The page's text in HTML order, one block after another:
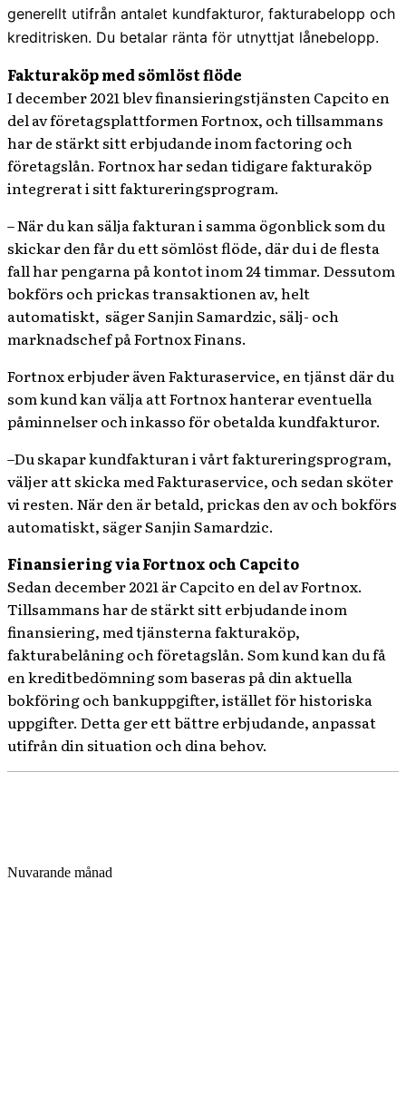
generellt utifrån antalet kundfakturor, fakturabelopp och
kreditrisken. Du betalar ränta för utnyttjat lånebelopp.
Fakturaköp med sömlöst flöde
I december 2021 blev finansieringstjänsten Capcito en
del av företagsplattformen Fortnox, och tillsammans
har de stärkt sitt erbjudande inom factoring och
företagslån. Fortnox har sedan tidigare fakturaköp
integrerat i sitt faktureringsprogram.
– När du kan sälja fakturan i samma ögonblick som du
skickar den får du ett sömlöst flöde, där du i de flesta
fall har pengarna på kontot inom 24 timmar. Dessutom
bokförs och prickas transaktionen av, helt
automatiskt, säger Sanjin Samardzic, sälj- och
marknadschef på Fortnox Finans.
Fortnox erbjuder även Fakturaservice, en tjänst där du
som kund kan välja att Fortnox hanterar eventuella
påminnelser och inkasso för obetalda kundfakturor.
–Du skapar kundfakturan i vårt faktureringsprogram,
väljer att skicka med Fakturaservice, och sedan sköter
vi resten. När den är betald, prickas den av och bokförs
automatiskt, säger Sanjin Samardzic.
Finansiering via Fortnox och Capcito
Sedan december 2021 är Capcito en del av Fortnox.
Tillsammans har de stärkt sitt erbjudande inom
finansiering, med tjänsterna fakturaköp,
fakturabelåning och företagslån. Som kund kan du få
en kreditbedömning som baseras på din aktuella
bokföring och bankuppgifter, istället för historiska
uppgifter. Detta ger ett bättre erbjudande, anpassat
utifrån din situation och dina behov.
Nuvarande månad